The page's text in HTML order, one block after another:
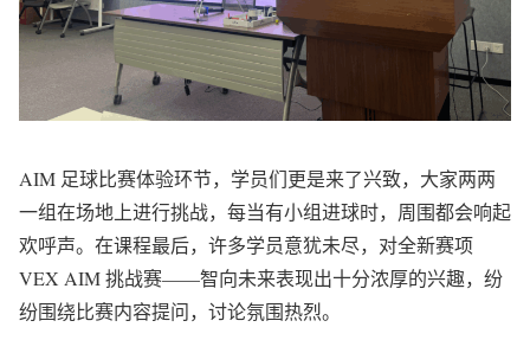
AIM 足球比赛体验环节，学员们更是来了兴致，大家两两
一组在场地上进行挑战，每当有小组进球时，周围都会响起
欢呼声。在课程最后，许多学员意犹未尽，对全新赛项
VEX AIM 挑战赛——智向未来表现出十分浓厚的兴趣，纷
纷围绕比赛内容提问，讨论氛围热烈。